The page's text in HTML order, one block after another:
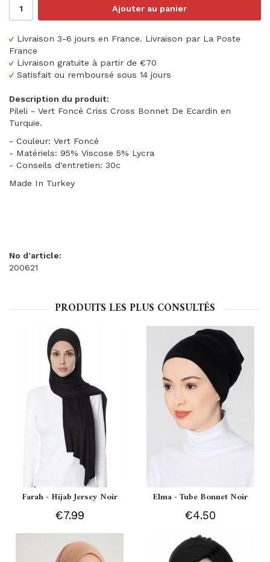
Ajouter au panier
Livraison 3-6 jours en France. Livraison par La Poste
France
Livraison gratuite à partir de €70
Satisfait ou remboursé sous 14 jours
Description du produit:
Pileli - Vert Foncé Criss Cross Bonnet De Ecardin en
Turquie.
- Couleur: Vert Foncé
- Matériels: 95% Viscose 5% Lycra
- Conseils d'entretien: 30c
Made In Turkey
No d'article:
200621
PRODUITS LES PLUS CONSULTÉS
Farah - Hijab Jersey Noir
€7.99
Elma - Tube Bonnet Noir
€4.50